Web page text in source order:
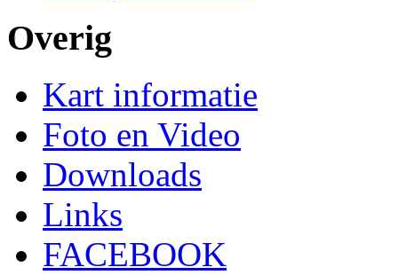
Overig
Kart informatie
Foto en Video
Downloads
Links
FACEBOOK